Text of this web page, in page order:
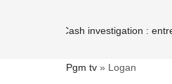
Cash investigation :
Pgm tv » Logan